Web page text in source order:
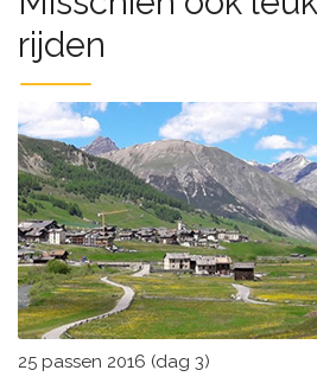
rijden
25 passen 2016 (dag 3)